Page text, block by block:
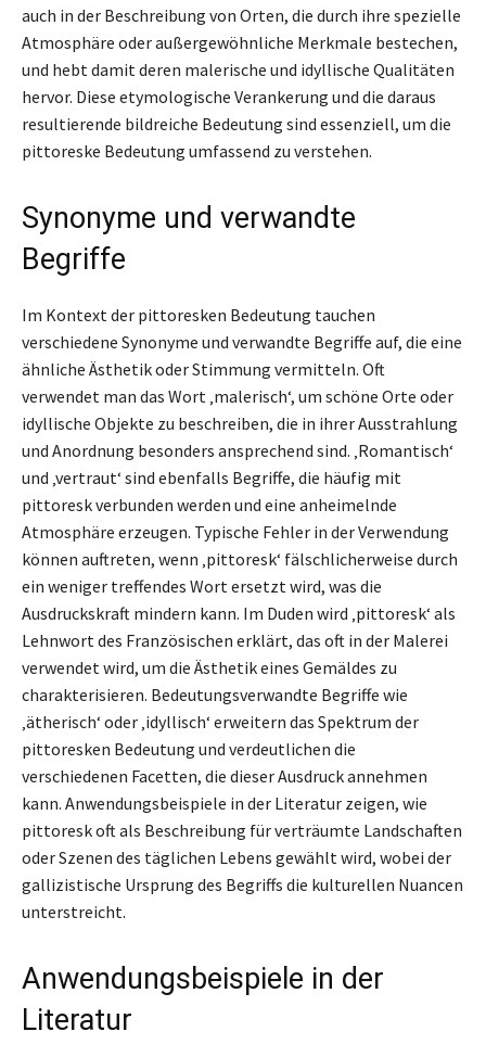
auch in der Beschreibung von Orten, die durch ihre spezielle
Atmosphäre oder außergewöhnliche Merkmale bestechen,
und hebt damit deren malerische und idyllische Qualitäten
hervor. Diese etymologische Verankerung und die daraus
resultierende bildreiche Bedeutung sind essenziell, um die
pittoreske Bedeutung umfassend zu verstehen.
Synonyme und verwandte
Begriffe
Im Kontext der pittoresken Bedeutung tauchen
verschiedene Synonyme und verwandte Begriffe auf, die eine
ähnliche Ästhetik oder Stimmung vermitteln. Oft
verwendet man das Wort ‚malerisch‘, um schöne Orte oder
idyllische Objekte zu beschreiben, die in ihrer Ausstrahlung
und Anordnung besonders ansprechend sind. ‚Romantisch‘
und ‚vertraut‘ sind ebenfalls Begriffe, die häufig mit
pittoresk verbunden werden und eine anheimelnde
Atmosphäre erzeugen. Typische Fehler in der Verwendung
können auftreten, wenn ‚pittoresk‘ fälschlicherweise durch
ein weniger treffendes Wort ersetzt wird, was die
Ausdruckskraft mindern kann. Im Duden wird ‚pittoresk‘ als
Lehnwort des Französischen erklärt, das oft in der Malerei
verwendet wird, um die Ästhetik eines Gemäldes zu
charakterisieren. Bedeutungsverwandte Begriffe wie
‚ätherisch‘ oder ‚idyllisch‘ erweitern das Spektrum der
pittoresken Bedeutung und verdeutlichen die
verschiedenen Facetten, die dieser Ausdruck annehmen
kann. Anwendungsbeispiele in der Literatur zeigen, wie
pittoresk oft als Beschreibung für verträumte Landschaften
oder Szenen des täglichen Lebens gewählt wird, wobei der
gallizistische Ursprung des Begriffs die kulturellen Nuancen
unterstreicht.
Anwendungsbeispiele in der
Literatur